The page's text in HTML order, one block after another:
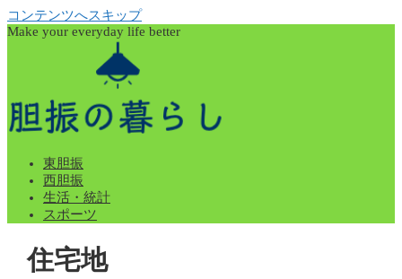
コンテンツへスキップ
Make your everyday life better
東胆振
西胆振
生活・統計
スポーツ
住宅地